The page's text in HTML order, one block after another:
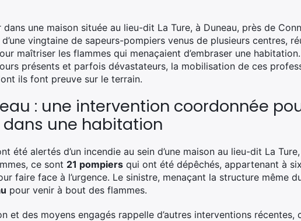
une maison située au lieu-dit La Ture, à Duneau, près de
vingtaine de sapeurs-pompiers venus de plusieurs centres,
maîtriser les flammes qui menaçaient d’embraser une habitation.
présents et parfois dévastateurs, la mobilisation de ces
ils font preuve sur le terrain.
: une intervention coordonnée
une habitation
été alertés d’un incendie au sein d’une maison au lieu-dit La Ture,
ce sont 21 pompiers qui ont été dépêchés, appartenant à
faire face à l’urgence. Le sinistre, menaçant la structure même
pour venir à bout des flammes.
et des moyens engagés rappelle d’autres interventions récentes,